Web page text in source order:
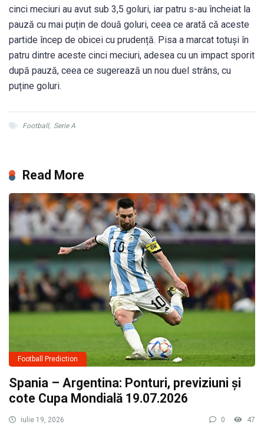
cinci meciuri au avut sub 3,5 goluri, iar patru s-au încheiat la
pauză cu mai puțin de două goluri, ceea ce arată că aceste
partide încep de obicei cu prudență. Pisa a marcat totuși în
patru dintre aceste cinci meciuri, adesea cu un impact sporit
după pauză, ceea ce sugerează un nou duel strâns, cu
puține goluri.
Football, Serie A
Read More
Football Prediction
Spania – Argentina: Ponturi, previziuni și
cote Cupa Mondială 19.07.2026
iulie 19, 2026 0 47